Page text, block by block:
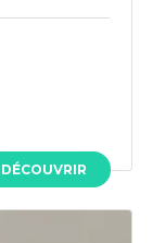
DÉCOUVRIR